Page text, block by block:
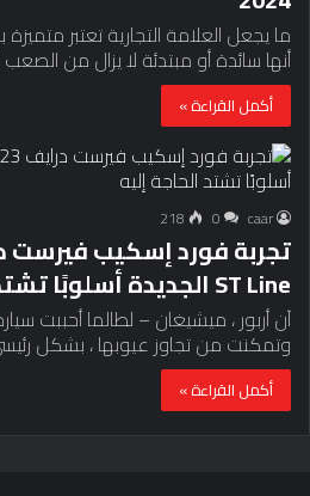
ما يجعل العلامة التجارية تعتبر
أنها سائدة أو مبتدئة لا يزال من
أكمل القراءة »
caar
0
218
ST Line الجديدة أسلوبًا تشتد الحاجة إليه
آن أربور ، ميشيغان – لطالما أحببت
وتمكنت من تجاوز عيوبها ، بشكل
أكمل القراءة »